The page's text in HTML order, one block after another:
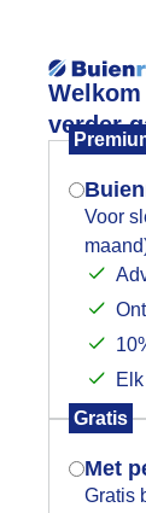
verder
Voor
Gratis
Met
Gratis
Foto
je